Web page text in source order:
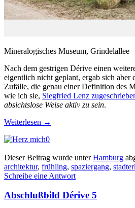
Mineralogisches Museum, Grindelallee
Nach dem gestrigen Dérive einen
eigentlich nicht geplant, ergab sich aber
Zufälle, die genau einer Definition des
wie ich sie, Siegfried Lenz
absichtslose Weise aktiv zu sein.
Weiterlesen →
0
Dieser Beitrag wurde unterHamburg
architektur, frühling, spaziergang,
Schreibe eine Antwort
Abschlußbild Dérive 5